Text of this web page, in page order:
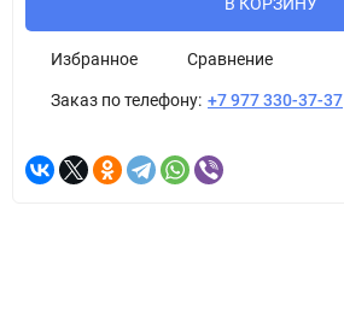
Избранное Сравнение
Заказ по телефону: +7 977 330-37-37